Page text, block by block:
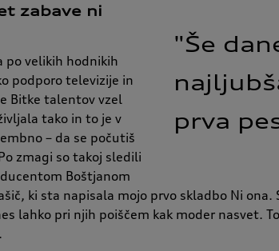
"Še
prva
zabave ni
po velikih hodnikih
podporo televizije in
Bitke talentov vzel
tako in to je v
– da se počutiš
zmagi so takoj sledili
Boštjanom
ki sta napisala mojo prvo skladbo Ni ona.
lahko pri njih poiščem kak moder nasvet.